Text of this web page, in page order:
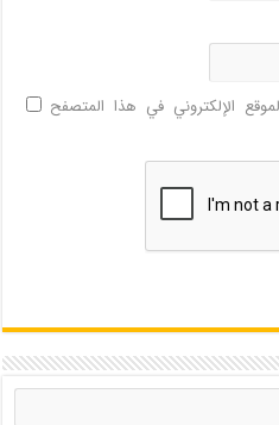
الإلكتروني في هذا المتصفح